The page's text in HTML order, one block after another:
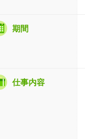
期間
仕事内容